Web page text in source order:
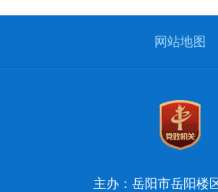
网站地图
主办：岳阳市岳阳楼